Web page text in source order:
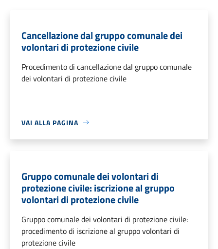
Cancellazione dal gruppo comunale dei
volontari di protezione civile
Procedimento di cancellazione dal gruppo comunale
dei volontari di protezione civile
VAI ALLA PAGINA
Gruppo comunale dei volontari di
protezione civile: iscrizione al gruppo
volontari di protezione civile
Gruppo comunale dei volontari di protezione civile:
procedimento di iscrizione al gruppo volontari di
protezione civile